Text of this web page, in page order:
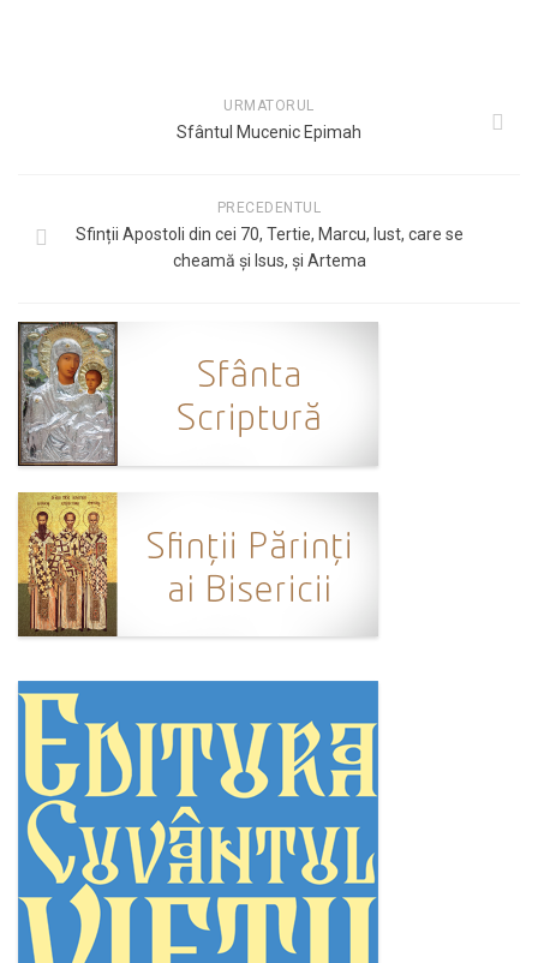
URMATORUL
Sfântul Mucenic Epimah
PRECEDENTUL
Sfinții Apostoli din cei 70, Tertie, Marcu, Iust, care se
cheamă și Isus, și Artema